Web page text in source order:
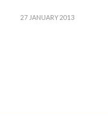
27 JANUARY 2013